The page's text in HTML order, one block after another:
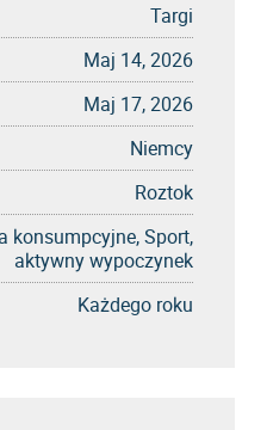
Targi
Maj 14, 2026
Maj 17, 2026
Niemcy
Roztok
konsumpcyjne, Sport,
aktywny wypoczynek
Każdego roku